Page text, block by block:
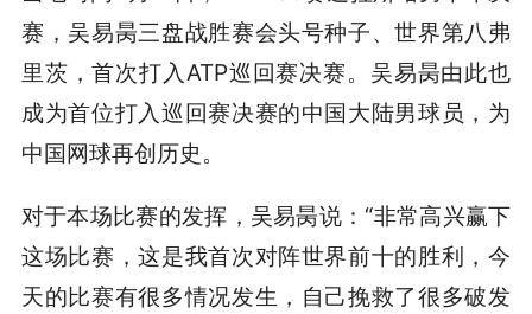
赛，吴易昺三盘战胜赛会头号种子、世界第八弗
里茨，首次打入ATP巡回赛决赛。吴易昺由此也
成为首位打入巡回赛决赛的中国大陆男球员，为
中国网球再创历史。
对于本场比赛的发挥，吴易昺说：“非常高兴赢下
这场比赛，这是我首次对阵世界前十的胜利，今
天的比赛有很多情况发生，自己挽救了很多破发